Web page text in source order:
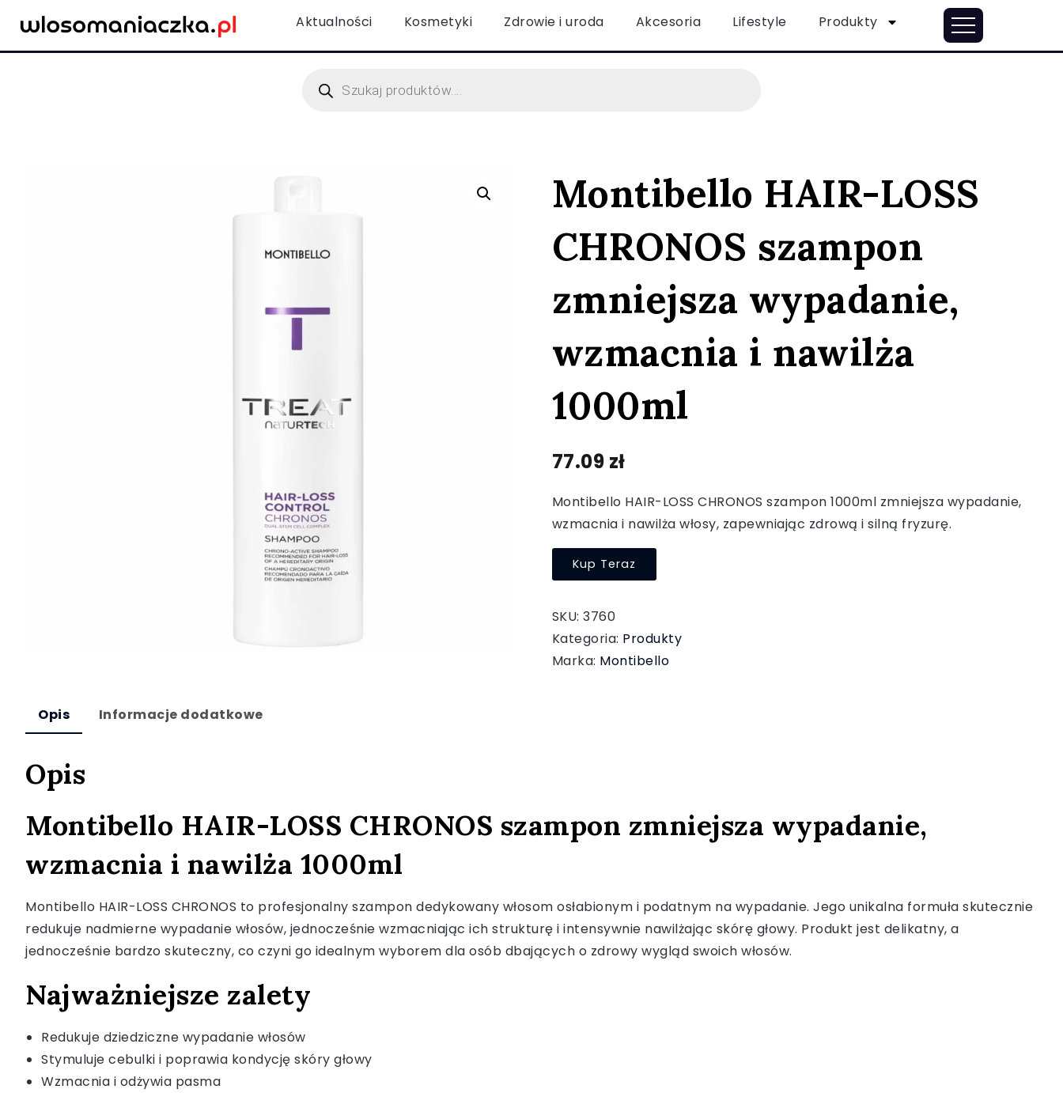
Aktualności Kosmetyki Zdrowie i uroda Akcesoria Lifestyle Produkty
Montibello HAIR-LOSS
CHRONOS szampon
zmniejsza wypadanie,
wzmacnia i nawilża
1000ml
77.09 zł
Montibello HAIR-LOSS CHRONOS szampon 1000ml zmniejsza wypadanie,
wzmacnia i nawilża włosy, zapewniając zdrową i silną fryzurę.
Kup Teraz
SKU:3760
Kategoria: Produkty
Marka: Montibello
Opis Informacje dodatkowe
Opis
Montibello HAIR-LOSS CHRONOS szampon zmniejsza wypadanie,
wzmacnia i nawilża 1000ml
Montibello HAIR-LOSS CHRONOS to profesjonalny szampon dedykowany włosom osłabionym i podatnym na wypadanie. Jego unikalna formuła skutecznie
redukuje nadmierne wypadanie włosów, jednocześnie wzmacniając ich strukturę i intensywnie nawilżając skórę głowy. Produkt jest delikatny, a
jednocześnie bardzo skuteczny, co czyni go idealnym wyborem dla osób dbających o zdrowy wygląd swoich włosów.
Najważniejsze zalety
Redukuje dziedziczne wypadanie włosów
Stymuluje cebulki i poprawia kondycję skóry głowy
Wzmacnia i odżywia pasma